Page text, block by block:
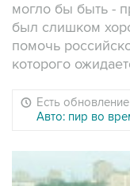
могло бы быть -
был слишком
помочь
которого
Есть
Авто: пир во